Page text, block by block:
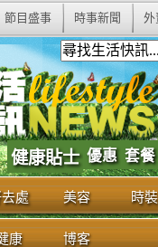
節目盛事 時事新聞 外
健康貼士 優惠 套餐
處 美容 時裝
康 博客